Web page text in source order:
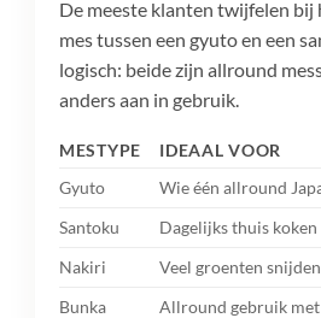
De meeste klanten twijfelen bij
mes tussen een gyuto en een
logisch: beide zijn allround
anders aan in gebruik.
MESTYPE IDEAAL VOOR
Gyuto
Wie één allround
Santoku
Dagelijks thuis koken
Nakiri
Veel groenten snijden
Bunka
Allround gebruik